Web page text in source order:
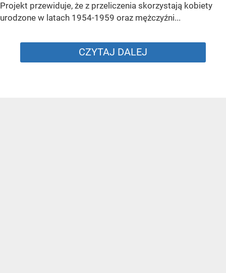
Projekt przewiduje, że z przeliczenia skorzystają kobiety
urodzone w latach 1954-1959 oraz mężczyźni...
CZYTAJ DALEJ